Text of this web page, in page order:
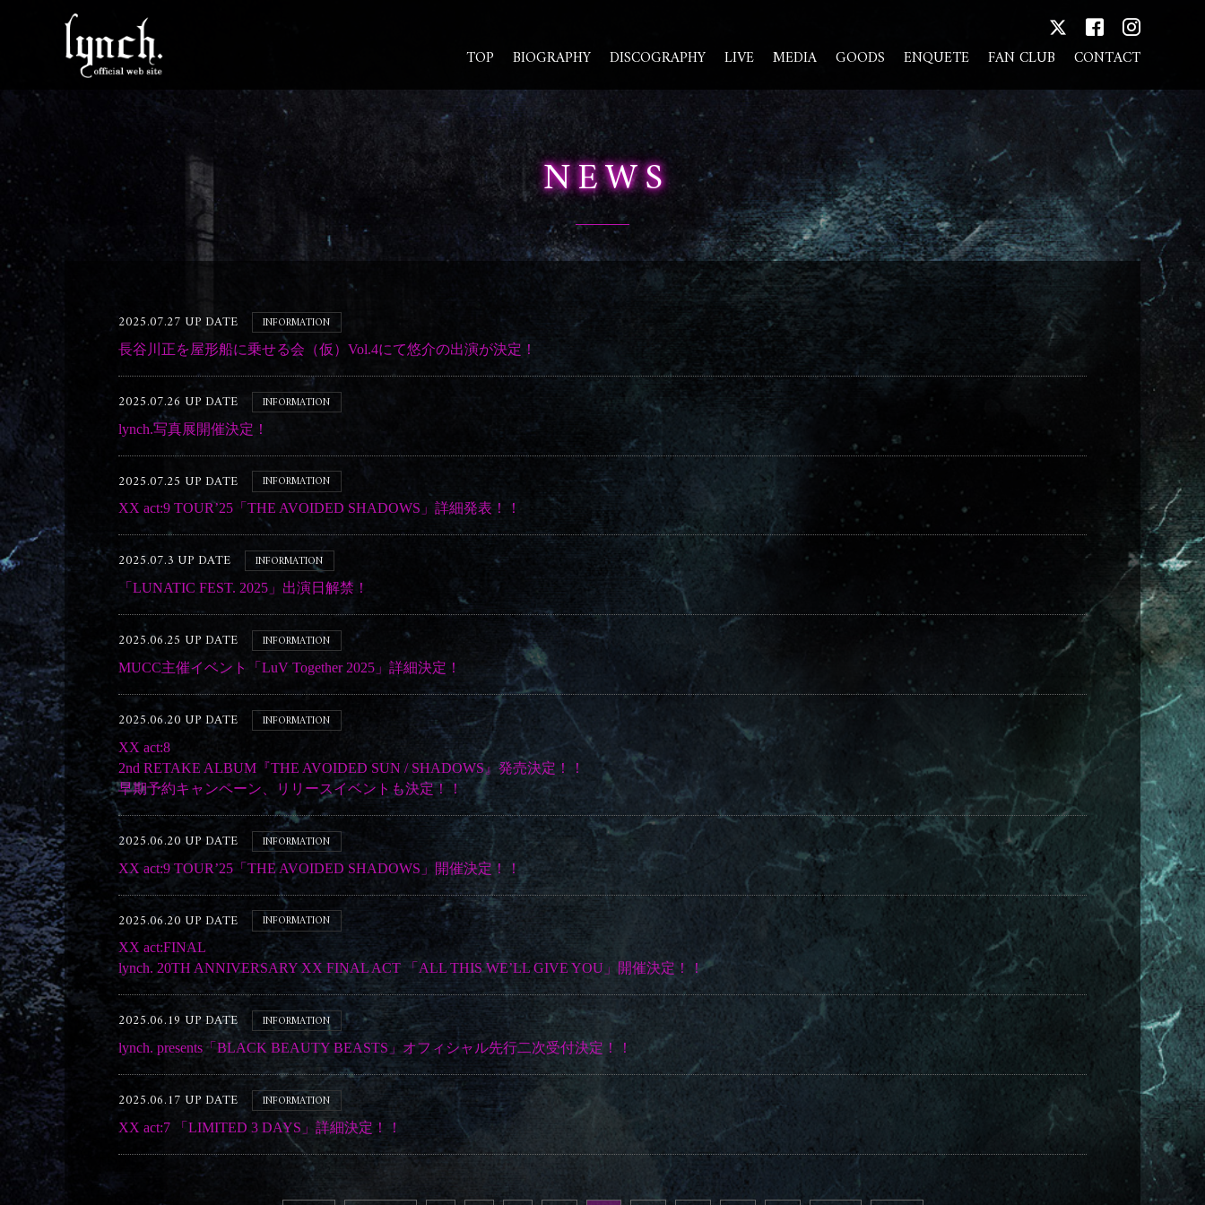
TOP BIOGRAPHY DISCOGRAPHY LIVE MEDIA GOODS ENQUETE FAN CLUB CONTACT
NEWS
2025.07.27 UP DATE INFORMATION
長谷川正を屋形船に乗せる会（仮）Vol.4にて悠介の出演が決定！
2025.07.26 UP DATE INFORMATION
lynch.写真展開催決定！
2025.07.25 UP DATE INFORMATION
XX act:9 TOUR’25「THE AVOIDED SHADOWS」詳細発表！！
2025.07.3 UP DATE INFORMATION
「LUNATIC FEST. 2025」出演日解禁！
2025.06.25 UP DATE INFORMATION
MUCC主催イベント「LuV Together 2025」詳細決定！
2025.06.20 UP DATE INFORMATION
XX act:8
2nd RETAKE ALBUM『THE AVOIDED SUN / SHADOWS』発売決定！！
早期予約キャンペーン、リリースイベントも決定！！
2025.06.20 UP DATE INFORMATION
XX act:9 TOUR’25「THE AVOIDED SHADOWS」開催決定！！
2025.06.20 UP DATE INFORMATION
XX act:FINAL
lynch. 20TH ANNIVERSARY XX FINAL ACT 「ALL THIS WE’LL GIVE YOU」開催決定！！
2025.06.19 UP DATE INFORMATION
lynch. presents「BLACK BEAUTY BEASTS」オフィシャル先行二次受付決定！！
2025.06.17 UP DATE INFORMATION
XX act:7 「LIMITED 3 DAYS」詳細決定！！